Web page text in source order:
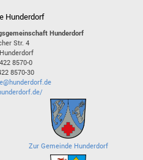
Hunderdorf
Hunderdorf
Str. 4
Hunderdorf
8570-0
8570-30
Zur Gemeinde Hunderdorf